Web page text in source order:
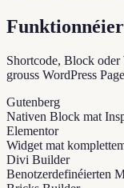
Shortcode, Block
grouss WordPress
Gutenberg
Nativen Block mat
Elementor
Widget mat
Divi Builder
Benotzerdefinéierten